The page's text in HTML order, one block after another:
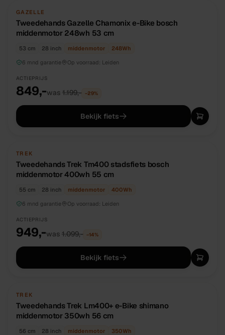
TWEEDEHANDS
GAZELLE
Tweedehands Gazelle Chamonix e-Bike bosch
middenmotor 248wh 53 cm
53 cm 28 inch middenmotor 248Wh
6 mnd garantie
Op voorraad: Leiden
ACTIEPRIJS
849,-was 1.199,- −29%
Bekijk fiets
TWEEDEHANDS
TREK
Tweedehands Trek Tm400 stadsfiets bosch
middenmotor 400wh 55 cm
55 cm 28 inch middenmotor 400Wh
6 mnd garantie
Op voorraad: Leiden
ACTIEPRIJS
949,-was 1.099,- −14%
Bekijk fiets
TWEEDEHANDS
TREK
Tweedehands Trek Lm400+ e-Bike shimano
middenmotor 350wh 56 cm
56 cm 28 inch middenmotor 350Wh